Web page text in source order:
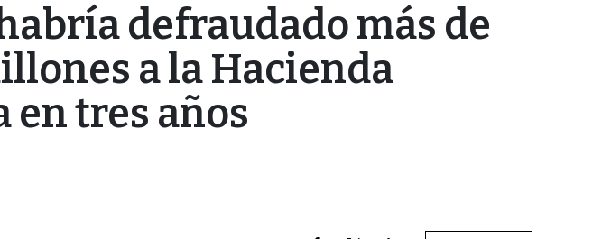
defraudado más de
a la Hacienda
en tres años